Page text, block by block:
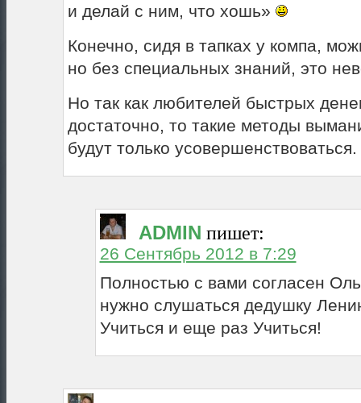
и делай с ним, что хошь»
Конечно, сидя в тапках у компа,
но без специальных знаний, это
Но так как любителей быстрых
достаточно, то такие методы
будут только усовершенствоваться.
ADMIN пишет:
26 Сентябрь 2012 в 7:29
Полностью с вами согласен
нужно слушаться дедушку
Учиться и еще раз Учиться!